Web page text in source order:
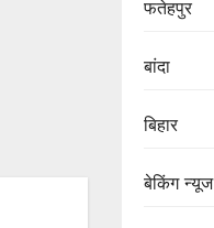
फतेहपुर
बांदा
बिहार
बेकिंग न्यूज